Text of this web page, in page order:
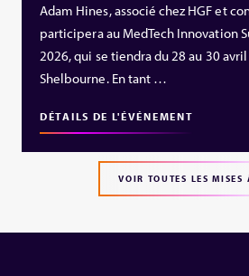
Adam Hines, associé chez HGF et
participera au MedTech Innovation
2026, qui se tiendra du 28 au 30 avril
Shelbourne. En tant …
DÉTAILS DE L'ÉVÉNEMENT
VOIR TOUTES LES MISES